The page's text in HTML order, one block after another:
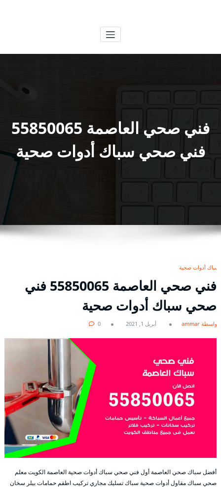
فني صحي العاصمة 55850065
فني صحي سباك أدوات صحية
سباك أدوات صحية
فني صحي العاصمة 55850065 فني
صحي سباك أدوات صحية
بواسطة ammar أبريل 1, 2021 0
أفضل سباك صحي العاصمة أول فني صحي سباك أدوات صحية العاصمة الكويت معلم
صحي سباك مقاول أدوات صحية سباك تسليك مجاري تركيب اطقم حمامات بيلر سخان